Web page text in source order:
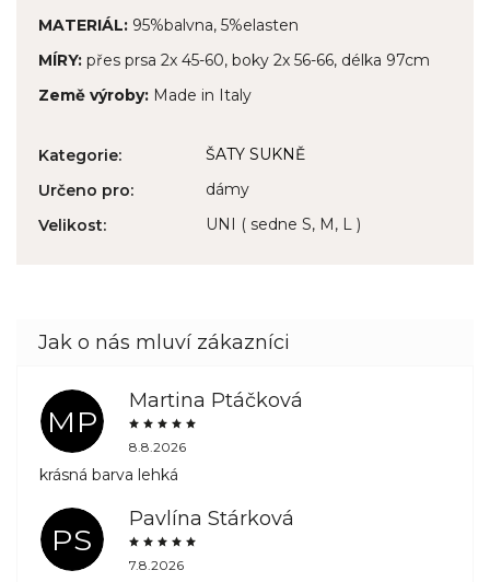
MATERIÁL: 95%balvna, 5%elasten
MÍRY: přes prsa 2x 45-60, boky 2x 56-66, délka 97cm
Země výroby: Made in Italy
Kategorie:
ŠATY SUKNĚ
Určeno pro:
dámy
Velikost: UNI ( sedne S, M, L )
MP
Martina Ptáčková
8.8.2026
krásná barva lehká
PS
Pavlína Stárková
7.8.2026